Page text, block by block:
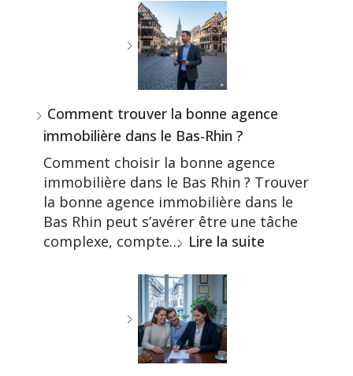
Comment trouver la bonne agence
immobilière dans le Bas-Rhin ?
Comment choisir la bonne agence
immobilière dans le Bas Rhin ? Trouver
la bonne agence immobilière dans le
Bas Rhin peut s’avérer être une tâche
complexe, compte… Lire la suite